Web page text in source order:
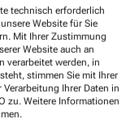
technisch erforderlich
Website für Sie
Mit Ihrer Zustimmung
Website auch an
verarbeitet werden, in
stimmen Sie mit Ihrer
Ihrer Daten in
zu. Weitere Informationen
Angaben zur